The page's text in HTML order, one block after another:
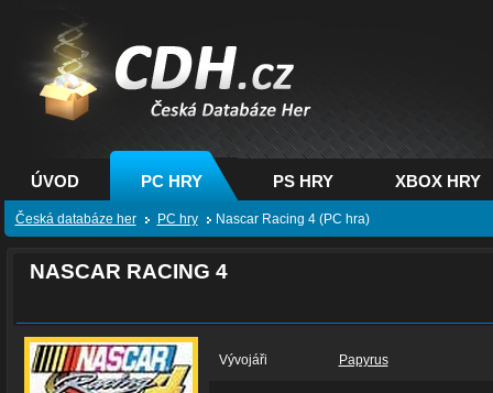
CDH.cz - hry na PC,
PS, XBOX - Česká
databáze her
ÚVOD PC HRY PS HRY XBOX HRY
Česká databáze her PC hry Nascar Racing 4 (PC hra)
NASCAR RACING 4
Vývojáři Papyrus